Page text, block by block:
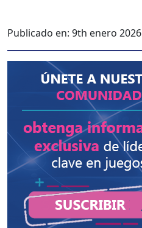
Publicado en: 9th enero 2026